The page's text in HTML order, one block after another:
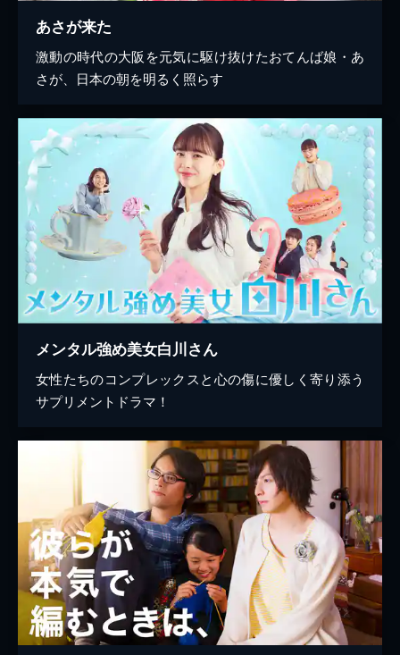
あさが来た
激動の時代の大阪を元気に駆け抜けたおてんば娘・あ
さが、日本の朝を明るく照らす
メンタル強め美女白川さん
女性たちのコンプレックスと心の傷に優しく寄り添う
サプリメントドラマ！